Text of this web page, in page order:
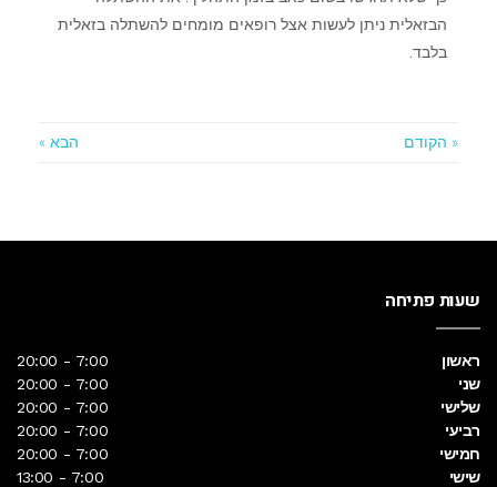
הבזאלית ניתן לעשות אצל רופאים מומחים להשתלה בזאלית
בלבד.
« הקודם הבא »
שעות פתיחה
ראשון
7:00 - 20:00
שני
7:00 - 20:00
שלישי
7:00 - 20:00
רביעי
7:00 - 20:00
חמישי
7:00 - 20:00
שישי
7:00 - 13:00